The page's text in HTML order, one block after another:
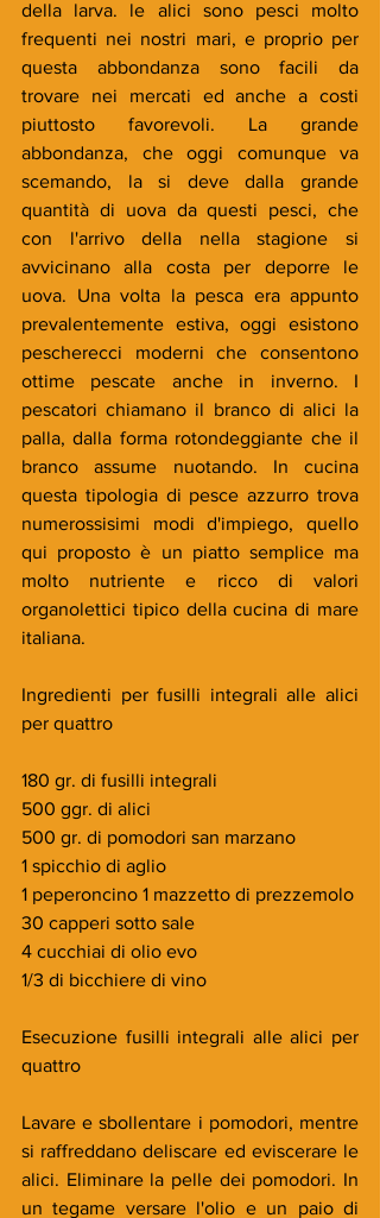
della larva. le alici sono pesci molto
frequenti nei nostri mari, e proprio per
questa abbondanza sono facili da
trovare nei mercati ed anche a costi
piuttosto favorevoli. La grande
abbondanza, che oggi comunque va
scemando, la si deve dalla grande
quantità di uova da questi pesci, che
con l'arrivo della nella stagione si
avvicinano alla costa per deporre le
uova. Una volta la pesca era appunto
prevalentemente estiva, oggi esistono
pescherecci moderni che consentono
ottime pescate anche in inverno. I
pescatori chiamano il branco di alici la
palla, dalla forma rotondeggiante che il
branco assume nuotando. In cucina
questa tipologia di pesce azzurro trova
numerossisimi modi d'impiego, quello
qui proposto è un piatto semplice ma
molto nutriente e ricco di valori
organolettici tipico della cucina di mare
italiana.
Ingredienti per fusilli integrali alle alici
per quattro
180 gr. di fusilli integrali
500 ggr. di alici
500 gr. di pomodori san marzano
1 spicchio di aglio
1 peperoncino 1 mazzetto di prezzemolo
30 capperi sotto sale
4 cucchiai di olio evo
1/3 di bicchiere di vino
Esecuzione fusilli integrali alle alici per
quattro
Lavare e sbollentare i pomodori, mentre
si raffreddano deliscare ed eviscerare le
alici. Eliminare la pelle dei pomodori. In
un tegame versare l'olio e un paio di